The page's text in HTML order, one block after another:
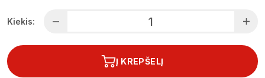
Kiekis:
Į KREPŠELĮ